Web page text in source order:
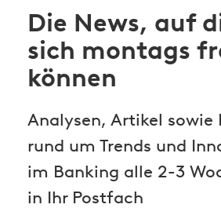
Die News, auf
sich montags
können
Analysen, Artikel sowie
rund um Trends und
im Banking alle 2-3
in Ihr Postfach